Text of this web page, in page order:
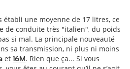
établi une moyenne de 17 litres, ce
de conduite très "italien", du poids
si mal. La principale nouveauté
sa transmission, ni plus ni moins
et 16M. Rien que ça... Si vous